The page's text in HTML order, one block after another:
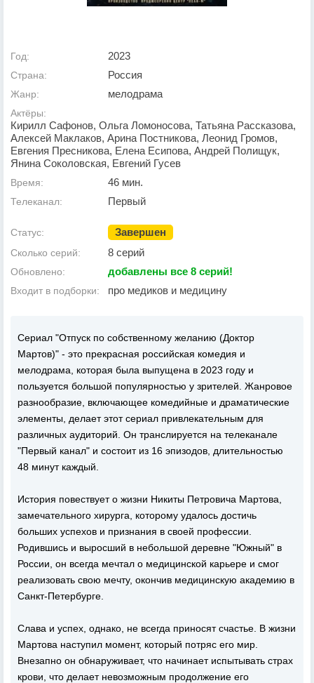
Год: 2023
Страна: Россия
Жанр: мелодрама
Актёры:
Кирилл Сафонов, Ольга Ломоносова, Татьяна Рассказова,
Алексей Маклаков, Арина Постникова, Леонид Громов,
Евгения Пресникова, Елена Есипова, Андрей Полищук,
Янина Соколовская, Евгений Гусев
Время: 46 мин.
Телеканал: Первый
Статус: Завершен
Сколько серий: 8 серий
Обновлено: добавлены все 8 серий!
Входит в подборки: про медиков и медицину
Сериал "Отпуск по собственному желанию (Доктор
Мартов)" - это прекрасная российская комедия и
мелодрама, которая была выпущена в 2023 году и
пользуется большой популярностью у зрителей. Жанровое
разнообразие, включающее комедийные и драматические
элементы, делает этот сериал привлекательным для
различных аудиторий. Он транслируется на телеканале
"Первый канал" и состоит из 16 эпизодов, длительностью
48 минут каждый.
История повествует о жизни Никиты Петровича Мартова,
замечательного хирурга, которому удалось достичь
больших успехов и признания в своей профессии.
Родившись и выросший в небольшой деревне "Южный" в
России, он всегда мечтал о медицинской карьере и смог
реализовать свою мечту, окончив медицинскую академию в
Санкт-Петербурге.
Слава и успех, однако, не всегда приносят счастье. В жизни
Мартова наступил момент, который потряс его мир.
Внезапно он обнаруживает, что начинает испытывать страх
крови, что делает невозможным продолжение его